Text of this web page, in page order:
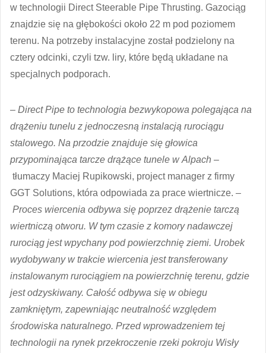
w technologii Direct Steerable Pipe Thrusting. Gazociąg
znajdzie się na głębokości około 22 m pod poziomem
terenu. Na potrzeby instalacyjne został podzielony na
cztery odcinki, czyli tzw. liry, które będą układane na
specjalnych podporach.
– Direct Pipe to technologia bezwykopowa polegająca na
drążeniu tunelu z jednoczesną instalacją rurociągu
stalowego. Na przodzie znajduje się głowica
przypominająca tarcze drążące tunele w Alpach –
tłumaczy Maciej Rupikowski, project manager z firmy
GGT Solutions, która odpowiada za prace wiertnicze. –
Proces wiercenia odbywa się poprzez drążenie tarczą
wiertniczą otworu. W tym czasie z komory nadawczej
rurociąg jest wpychany pod powierzchnię ziemi. Urobek
wydobywany w trakcie wiercenia jest transferowany
instalowanym rurociągiem na powierzchnię terenu, gdzie
jest odzyskiwany. Całość odbywa się w obiegu
zamkniętym, zapewniając neutralność względem
środowiska naturalnego. Przed wprowadzeniem tej
technologii na rynek przekroczenie rzeki pokroju Wisły